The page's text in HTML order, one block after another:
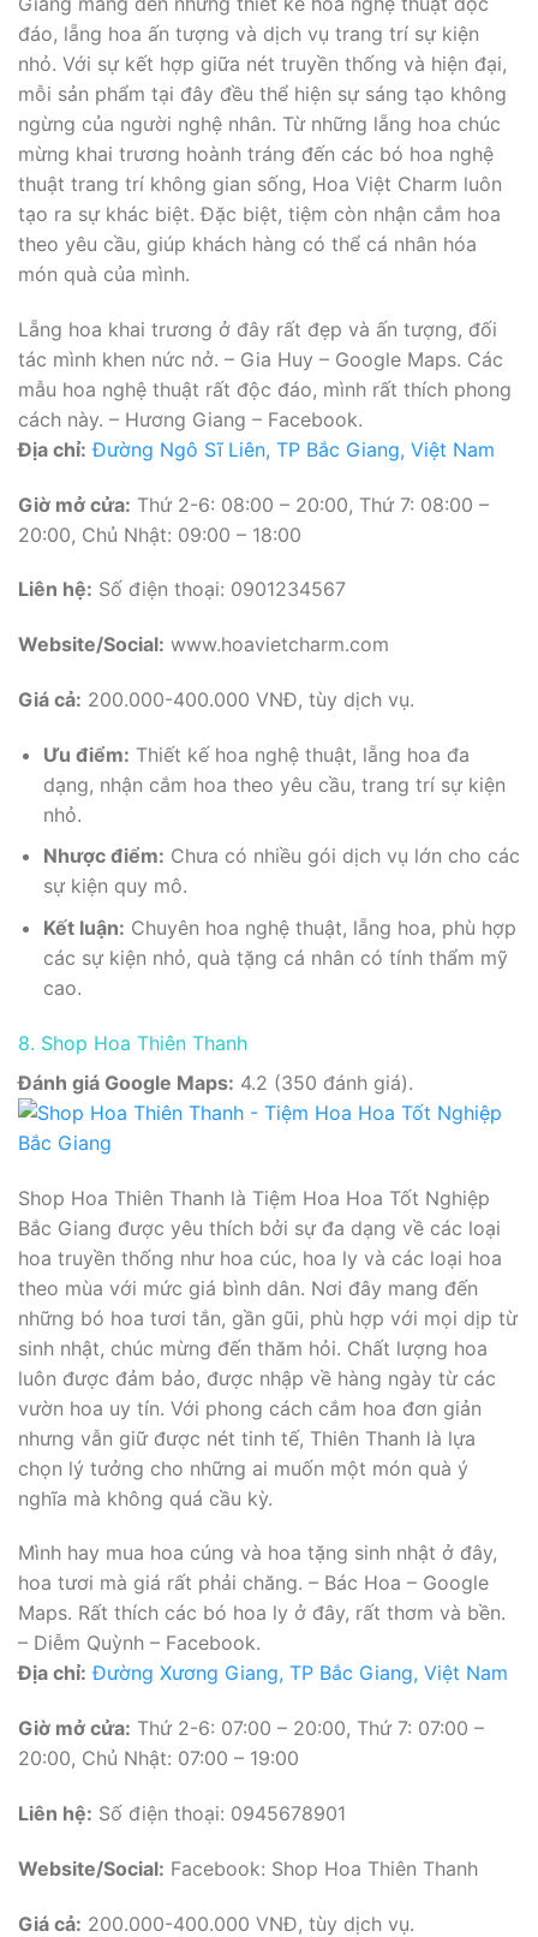
đáo, lẵng hoa ấn tượng và dịch vụ trang trí sự kiện
nhỏ. Với sự kết hợp giữa nét truyền thống và hiện đại,
mỗi sản phẩm tại đây đều thể hiện sự sáng tạo không
ngừng của người nghệ nhân. Từ những lẵng hoa chúc
mừng khai trương hoành tráng đến các bó hoa nghệ
thuật trang trí không gian sống, Hoa Việt Charm luôn
tạo ra sự khác biệt. Đặc biệt, tiệm còn nhận cắm hoa
theo yêu cầu, giúp khách hàng có thể cá nhân hóa
món quà của mình.
Lẵng hoa khai trương ở đây rất đẹp và ấn tượng, đối
tác mình khen nức nở. – Gia Huy – Google Maps. Các
mẫu hoa nghệ thuật rất độc đáo, mình rất thích phong
cách này. – Hương Giang – Facebook.
Địa chỉ: Đường Ngô Sĩ Liên, TP Bắc Giang, Việt Nam
Giờ mở cửa: Thứ 2-6: 08:00 – 20:00, Thứ 7: 08:00 –
20:00, Chủ Nhật: 09:00 – 18:00
Liên hệ: Số điện thoại: 0901234567
Website/Social: www.hoavietcharm.com
Giá cả: 200.000-400.000 VNĐ, tùy dịch vụ.
Ưu điểm: Thiết kế hoa nghệ thuật, lẵng hoa đa
dạng, nhận cắm hoa theo yêu cầu, trang trí sự kiện
nhỏ.
Nhược điểm: Chưa có nhiều gói dịch vụ lớn cho các
sự kiện quy mô.
Kết luận: Chuyên hoa nghệ thuật, lẵng hoa, phù hợp
các sự kiện nhỏ, quà tặng cá nhân có tính thẩm mỹ
cao.
8. Shop Hoa Thiên Thanh
Đánh giá Google Maps: 4.2 (350 đánh giá).
Shop Hoa Thiên Thanh là Tiệm Hoa Hoa Tốt Nghiệp
Bắc Giang được yêu thích bởi sự đa dạng về các loại
hoa truyền thống như hoa cúc, hoa ly và các loại hoa
theo mùa với mức giá bình dân. Nơi đây mang đến
những bó hoa tươi tắn, gần gũi, phù hợp với mọi dịp từ
sinh nhật, chúc mừng đến thăm hỏi. Chất lượng hoa
luôn được đảm bảo, được nhập về hàng ngày từ các
vườn hoa uy tín. Với phong cách cắm hoa đơn giản
nhưng vẫn giữ được nét tinh tế, Thiên Thanh là lựa
chọn lý tưởng cho những ai muốn một món quà ý
nghĩa mà không quá cầu kỳ.
Mình hay mua hoa cúng và hoa tặng sinh nhật ở đây,
hoa tươi mà giá rất phải chăng. – Bác Hoa – Google
Maps. Rất thích các bó hoa ly ở đây, rất thơm và bền.
– Diễm Quỳnh – Facebook.
Địa chỉ: Đường Xương Giang, TP Bắc Giang, Việt Nam
Giờ mở cửa: Thứ 2-6: 07:00 – 20:00, Thứ 7: 07:00 –
20:00, Chủ Nhật: 07:00 – 19:00
Liên hệ: Số điện thoại: 0945678901
Website/Social: Facebook: Shop Hoa Thiên Thanh
Giá cả: 200.000-400.000 VNĐ, tùy dịch vụ.